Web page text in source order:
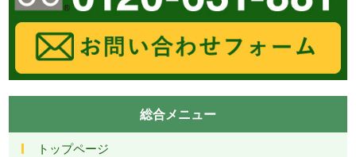
総合メニュー
トップページ